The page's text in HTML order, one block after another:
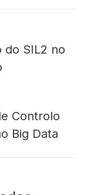
do SIL2 no
Controlo
Big Data